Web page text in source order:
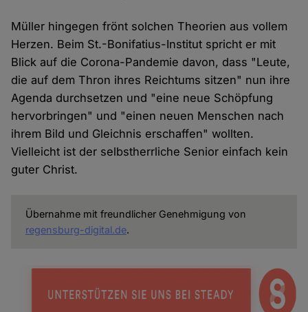
Müller hingegen frönt solchen Theorien aus vollem
Herzen. Beim St.-Bonifatius-Institut spricht er mit
Blick auf die Corona-Pandemie davon, dass "Leute,
die auf dem Thron ihres Reichtums sitzen" nun ihre
Agenda durchsetzen und "eine neue Schöpfung
hervorbringen" und "einen neuen Menschen nach
ihrem Bild und Gleichnis erschaffen" wollten.
Vielleicht ist der selbstherrliche Senior einfach kein
guter Christ.
Übernahme mit freundlicher Genehmigung von
regensburg-digital.de.